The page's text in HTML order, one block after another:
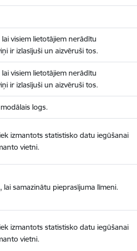
visiem lietotājiem nerādītu
ir izlasījuši un aizvēruši tos.
visiem lietotājiem nerādītu
ir izlasījuši un aizvēruši tos.
logs.
izmantots statistisko datu iegūšanai
vietni.
lai samazinātu pieprasījuma līmeni.
izmantots statistisko datu iegūšanai
vietni.